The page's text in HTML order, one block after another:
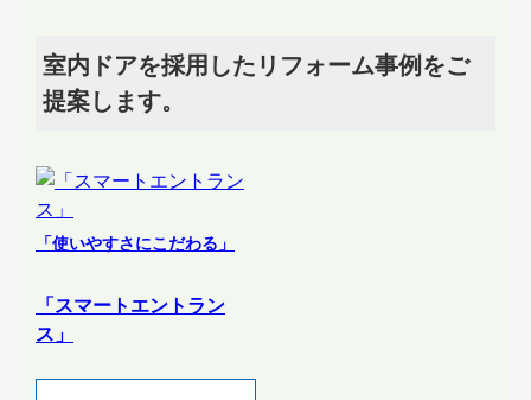
室内ドアを採用したリフォーム事例をご
提案します。
「使いやすさにこだわる」
「スマートエントラン
ス」